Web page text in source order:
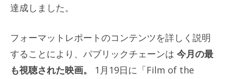
達成しました。
フォーマットレポートのコンテンツを詳しく説明
することにより、パブリックチェーンは 今月の最
も視聴された映画。
1月19日に「Film of the